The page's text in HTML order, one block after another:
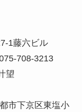
1藤六ビル
708-3213
望
市下京区東塩小